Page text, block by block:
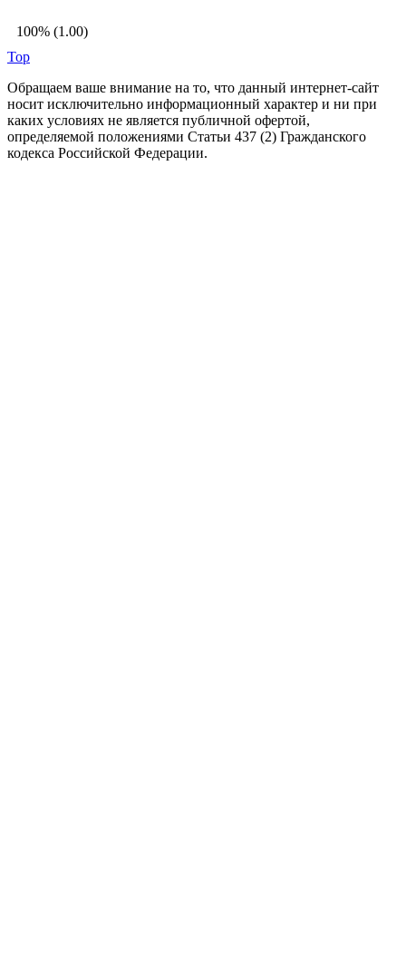
100% (1.00)
Top
Обращаем ваше внимание на то, что данный интернет-сайт
носит исключительно информационный характер и ни при
каких условиях не является публичной офертой,
определяемой положениями Статьи 437 (2) Гражданского
кодекса Российской Федерации.